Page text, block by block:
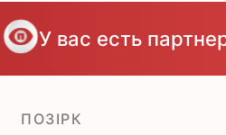
У вас есть
ПОЗІРК